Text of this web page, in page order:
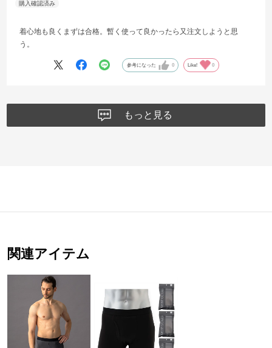
着心地も良くまずは合格。暫く使って良かったら又注文しようと思
う。
参考になった 0 Like! 0
もっと見る
関連アイテム